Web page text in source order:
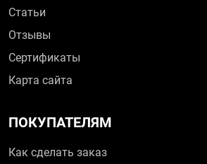
Статьи
Отзывы
Сертификаты
Карта сайта
ПОКУПАТЕЛЯМ
Как сделать заказ